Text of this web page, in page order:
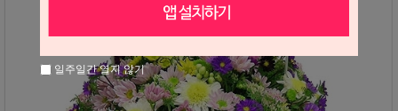
일주일간 열지 않기